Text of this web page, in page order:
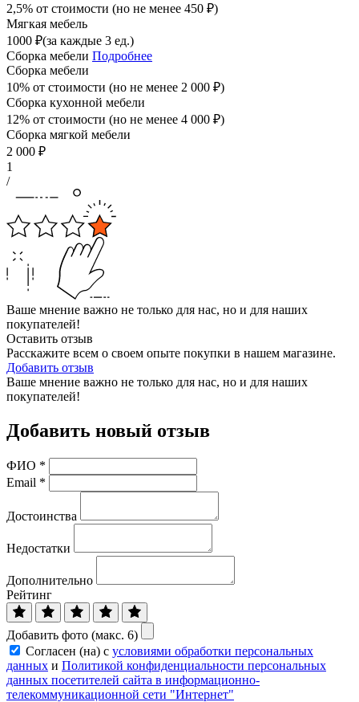
2,5% от стоимости (но не менее 450 ₽)
Мягкая мебель
1000 ₽(за каждые 3 ед.)
Сборка мебели Подробнее
Сборка мебели
10% от стоимости (но не менее 2 000 ₽)
Сборка кухонной мебели
12% от стоимости (но не менее 4 000 ₽)
Сборка мягкой мебели
2 000 ₽
1
/
Ваше мнение важно не только для нас, но и для наших
покупателей!
Оставить отзыв
Расскажите всем о своем опыте покупки в нашем магазине.
Добавить отзыв
Ваше мнение важно не только для нас, но и для наших
покупателей!
Добавить новый отзыв
ФИО *
Email *
Достоинства
Недостатки
Дополнительно
Рейтинг
Добавить фото (макс. 6)
Согласен (на) с условиями обработки персональных
данных и Политикой конфиденциальности персональных
данных посетителей сайта в информационно-
телекоммуникационной сети "Интернет"